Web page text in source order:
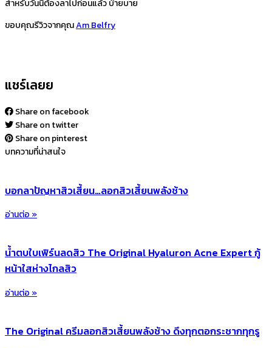
สำหรับวันนี้ต้องลาไปก่อนแล้ว บ๊ายบาย
ขอบคุณรีวิวจากคุณAm Belfry
แชร์เลยย
Share on facebook
Share on twitter
Share on pinterest
บทความที่น่าสนใจ​
บอกลาปัญหาสิวเสี้ยน…ลอกสิวเสี้ยนพลังช้าง
อ่านต่อ »
น้ำตบใบเฟิร์นลดสิว The Original Hyaluron Acne Expert กู้
หน้าใสห่างไกลสิว
อ่านต่อ »
The Original ครีมลอกสิวเสี้ยนพลังช้าง ดึงทุกตอกระชากทุกรู